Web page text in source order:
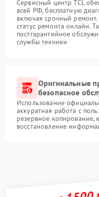
Сервисный центр TCL
всей РФ, бесплатную
включая срочный
статус ремонта онлайн.
постгарантийное
службы техники
Оригинальные
безопасное
Использование
аккуратная работа с
резервное копирование,
восстановление